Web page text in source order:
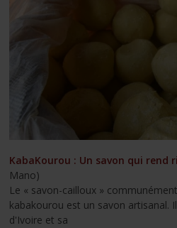
KabaKourou : Un savon qui rend
Mano)
Le « savon-cailloux »
kabakourou est un savon artisanal.
d'Ivoire et sa